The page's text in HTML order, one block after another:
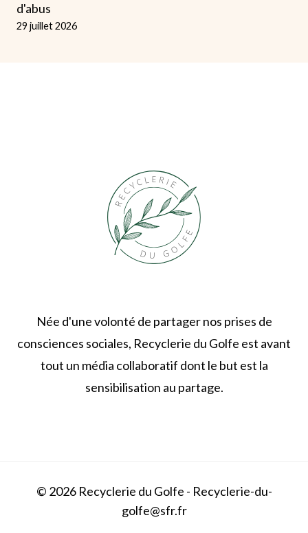
d'abus
29 juillet 2026
Née d'une volonté de partager nos prises de
consciences sociales, Recyclerie du Golfe est avant
tout un média collaboratif dont le but est la
sensibilisation au partage.
© 2026 Recyclerie du Golfe - Recyclerie-du-
golfe@sfr.fr